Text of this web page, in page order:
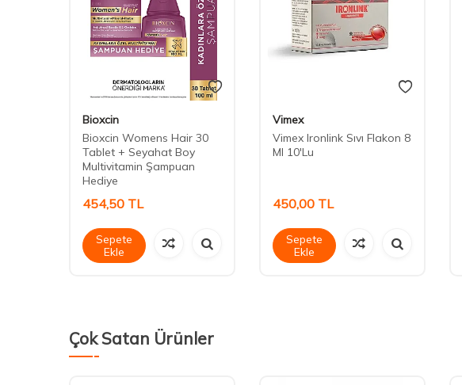
Bioxcin
Bioxcin Womens Hair 30
Tablet + Seyahat Boy
Multivitamin Şampuan
Hediye
454,50 TL
Sepete
Ekle
Vimex
Vimex Ironlink Sıvı Flakon 8
Ml 10'Lu
450,00 TL
Sepete
Ekle
Çok Satan Ürünler